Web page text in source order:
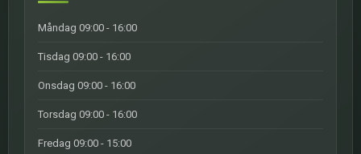
Måndag 09:00 - 16:00
Tisdag 09:00 - 16:00
Onsdag 09:00 - 16:00
Torsdag 09:00 - 16:00
Fredag 09:00 - 15:00